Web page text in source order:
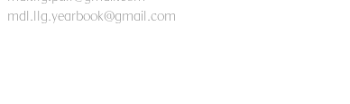
mdl.llg.yearbook@gmail.com